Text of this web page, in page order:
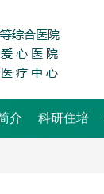
介 科研住培